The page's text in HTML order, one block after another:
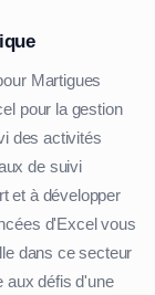
Martigues
pour la gestion
des activités
de suivi
et à développer
d'Excel vous
dans ce secteur
aux défis d'une